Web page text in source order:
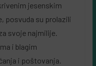
jesenskim
posvuda su prolazili
svoje najmilije.
i blagim
i poštovanja.